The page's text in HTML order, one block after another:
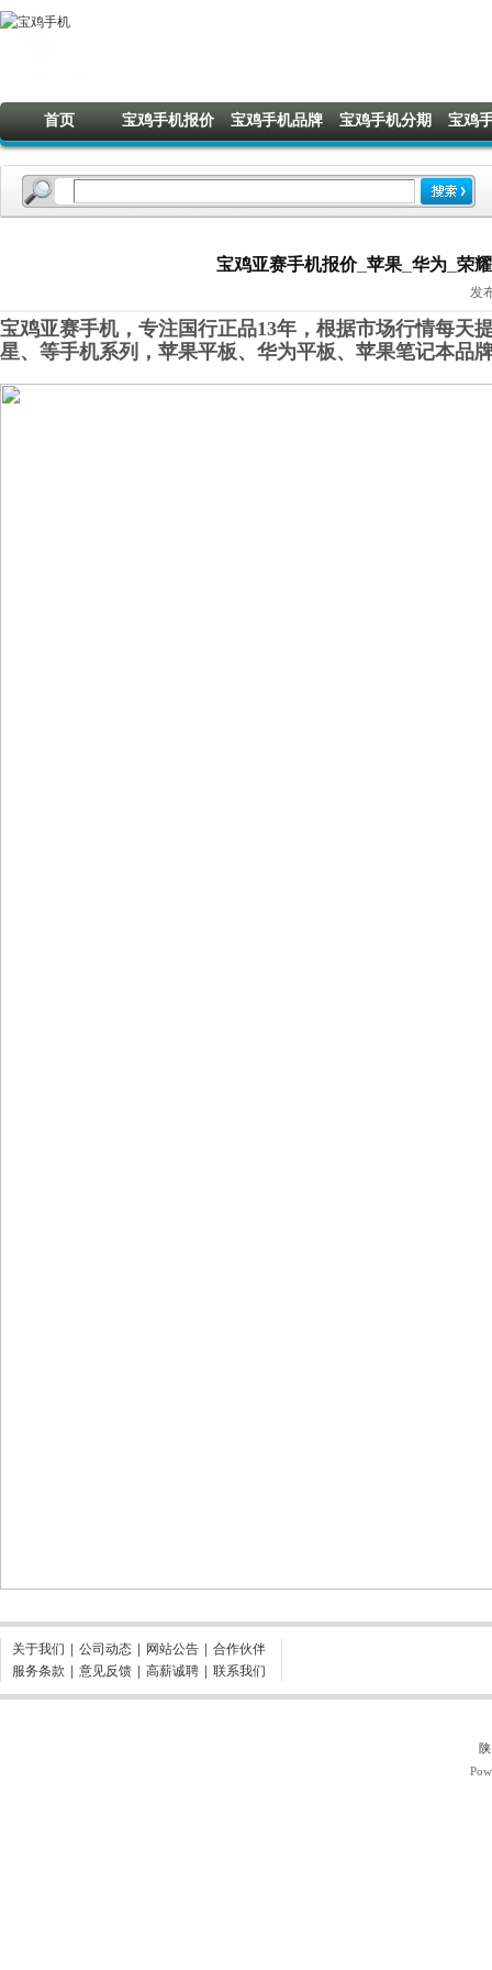
首页 宝鸡手机报价 宝鸡手机品牌 宝鸡手机分期 宝鸡
宝鸡亚赛手机报价_苹果_华为_荣
发
宝鸡亚赛手机，专注国行正品13年，根据市场行情每天
星、 等手机系列，苹果平板、华为平板、 苹果笔记本品
关于我们 公司动态 网站公告
合作伙伴
服务条款
意见反馈 高薪诚聘 联系我们